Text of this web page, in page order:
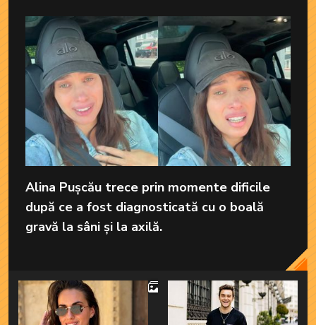
Alina Pușcău trece prin momente dificile
după ce a fost diagnosticată cu o boală
gravă la sâni și la axilă.